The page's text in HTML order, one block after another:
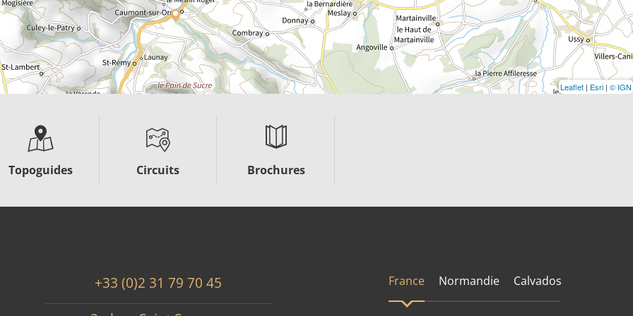
Leaflet | Esri | © IGN
Topoguides Circuits Brochures
+33 (0)2 31 79 70 45
France Normandie Calvados